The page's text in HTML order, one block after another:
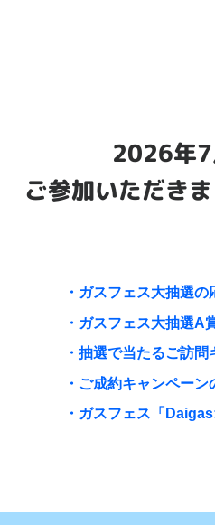
2026年7
ご参加いただきま
ガスフェス大抽選の
ガスフェス大抽選A
抽選で当たるご訪問
ご成約キャンペーン
ガスフェス「